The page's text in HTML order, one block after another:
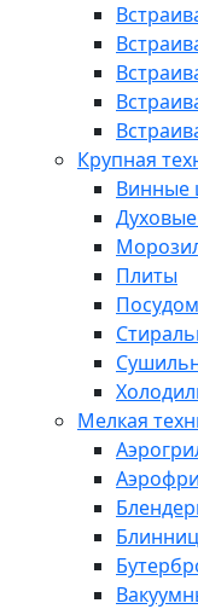
Крупная
Винные
Плиты
Мелкая